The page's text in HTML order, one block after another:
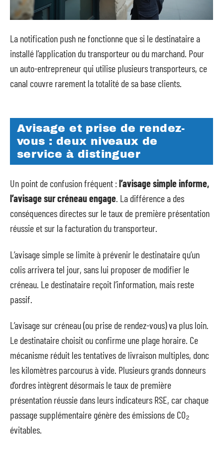
La notification push ne fonctionne que si le destinataire a
installé l’application du transporteur ou du marchand. Pour
un auto-entrepreneur qui utilise plusieurs transporteurs, ce
canal couvre rarement la totalité de sa base clients.
Avisage et prise de rendez-
vous : deux niveaux de
service à distinguer
Un point de confusion fréquent :l’avisage simple informe,
l’avisage sur créneau engage. La différence a des
conséquences directes sur le taux de première présentation
réussie et sur la facturation du transporteur.
L’avisage simple se limite à prévenir le destinataire qu’un
colis arrivera tel jour, sans lui proposer de modifier le
créneau. Le destinataire reçoit l’information, mais reste
passif.
L’avisage sur créneau (ou prise de rendez-vous) va plus loin.
Le destinataire choisit ou confirme une plage horaire. Ce
mécanisme réduit les tentatives de livraison multiples, donc
les kilomètres parcourus à vide. Plusieurs grands donneurs
d’ordres intègrent désormais le taux de première
présentation réussie dans leurs indicateurs RSE, car chaque
passage supplémentaire génère des émissions de CO₂
évitables.